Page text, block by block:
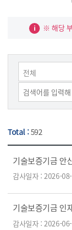
※ 해당
전체
Total :592
기술보증기금 안
감사일자 : 2026-
기술보증기금 인
감사일자 : 2026-